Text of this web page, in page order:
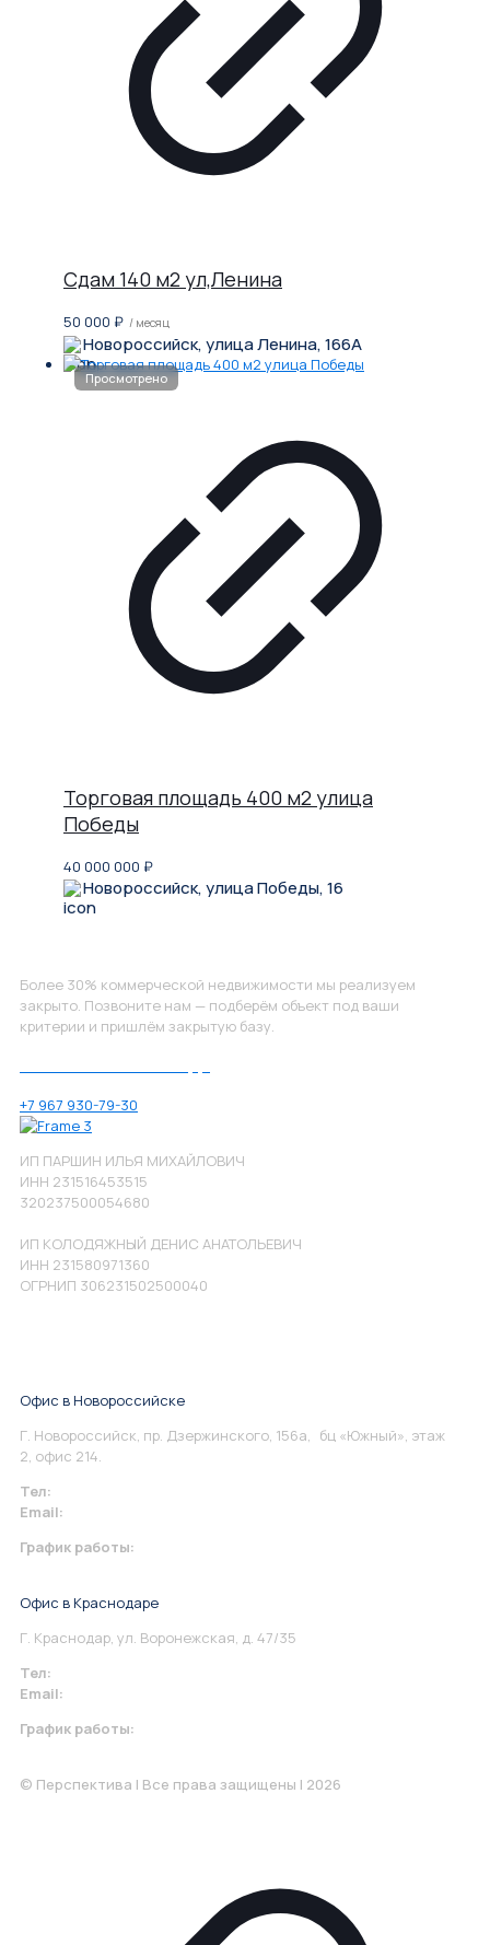
Сдам 140 м2 ул,Ленина
50 000 ₽ / месяц
Новороссийск, улица Ленина, 166А
Торговая площадь 400 м2 улица
Победы
40 000 000 ₽
Новороссийск, улица Победы, 16
Более 30% коммерческой недвижимости мы реализуем
закрыто. Позвоните нам — подберём объект под ваши
критерии и пришлём закрытую базу.
+7 967 930-79-30
ИП ПАРШИН ИЛЬЯ МИХАЙЛОВИЧ
ИНН 231516453515
320237500054680
ИП КОЛОДЯЖНЫЙ ДЕНИС АНАТОЛЬЕВИЧ
ИНН 231580971360
ОГРНИП 306231502500040
Офис в Новороссийске
Г. Новороссийск, пр. Дзержинского, 156а, бц «Южный», этаж
2, офис 214.
Тел:
Email:
График работы:
Офис в Краснодаре
Г. Краснодар, ул. Воронежская, д. 47/35
Тел:
Email:
График работы:
© Перспектива | Все права защищены | 2026